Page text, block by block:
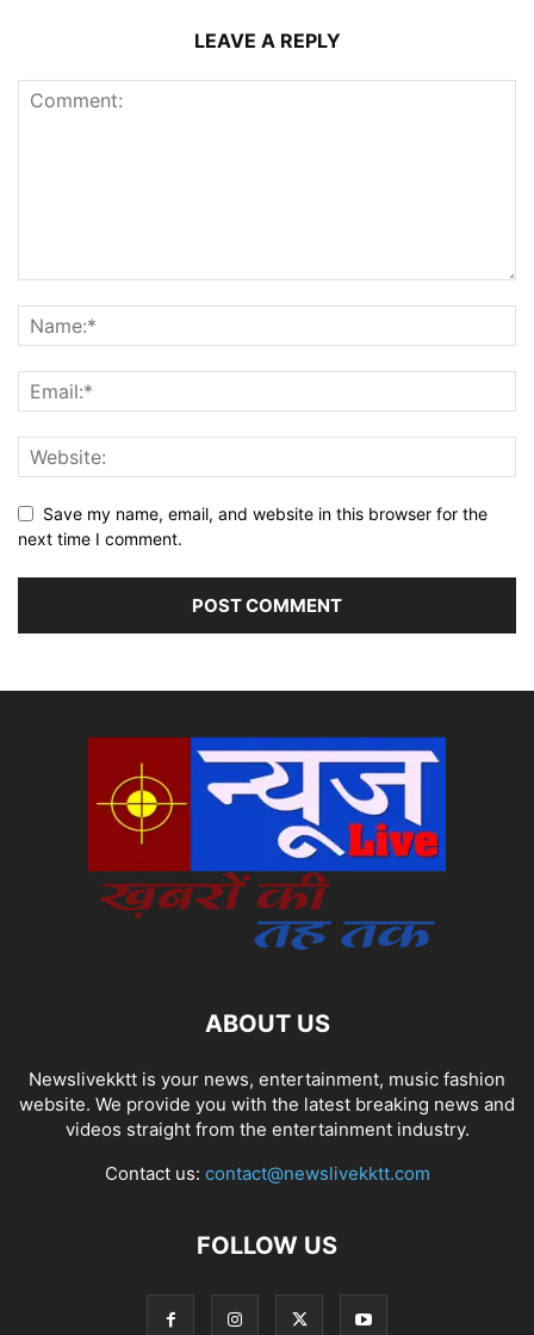
LEAVE A REPLY
Save my name, email, and website in this browser for the
next time I comment.
ABOUT US
Newslivekktt is your news, entertainment, music fashion
website. We provide you with the latest breaking news and
videos straight from the entertainment industry.
Contact us: contact@newslivekktt.com
FOLLOW US